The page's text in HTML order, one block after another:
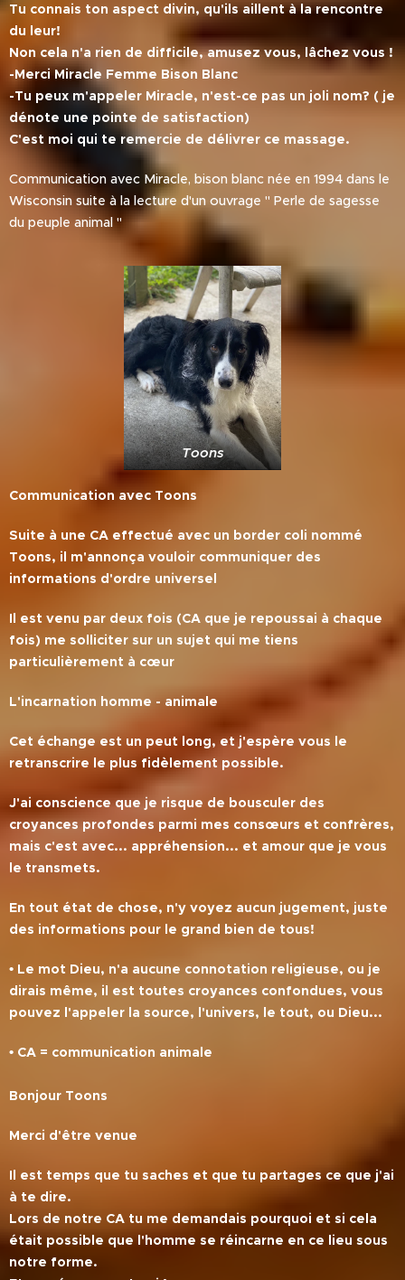
Tu connais ton aspect divin, qu'ils aillent à la rencontre
du leur!
Non cela n'a rien de difficile, amusez vous, lâchez vous !
-Merci Miracle Femme Bison Blanc
-Tu peux m'appeler Miracle, n'est-ce pas un joli nom? ( je
dénote une pointe de satisfaction)
C'est moi qui te remercie de délivrer ce massage.
Communication avec Miracle, bison blanc née en 1994 dans le
Wisconsin suite à la lecture d'un ouvrage " Perle de sagesse
du peuple animal "
Toons
Communication avec Toons
Suite à une CA effectué avec un border coli nommé
Toons, il m'annonça vouloir communiquer des
informations d'ordre universel
Il est venu par deux fois (CA que je repoussai à chaque
fois) me solliciter sur un sujet qui me tiens
particulièrement à cœur
L'incarnation homme - animale
Cet échange est un peut long, et j'espère vous le
retranscrire le plus fidèlement possible.
J'ai conscience que je risque de bousculer des
croyances profondes parmi mes consœurs et confrères,
mais c'est avec... appréhension... et amour que je vous
le transmets.
En tout état de chose, n'y voyez aucun jugement, juste
des informations pour le grand bien de tous!
• Le mot Dieu, n'a aucune connotation religieuse, ou je
dirais même, il est toutes croyances confondues, vous
pouvez l'appeler la source, l'univers, le tout, ou Dieu...
• CA = communication animale
Bonjour Toons
Merci d'être venue
Il est temps que tu saches et que tu partages ce que j'ai
à te dire.
Lors de notre CA tu me demandais pourquoi et si cela
était possible que l'homme se réincarne en ce lieu sous
notre forme.